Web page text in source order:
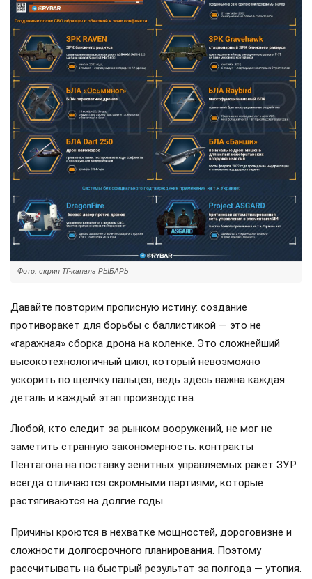
Фото: скрин ТГ-канала РЫБАРЬ
Давайте повторим прописную истину: создание
противоракет для борьбы с баллистикой — это не
«гаражная» сборка дрона на коленке. Это сложнейший
высокотехнологичный цикл, который невозможно
ускорить по щелчку пальцев, ведь здесь важна каждая
деталь и каждый этап производства.
Любой, кто следит за рынком вооружений, не мог не
заметить странную закономерность: контракты
Пентагона на поставку зенитных управляемых ракет ЗУР
всегда отличаются скромными партиями, которые
растягиваются на долгие годы.
Причины кроются в нехватке мощностей, дороговизне и
сложности долгосрочного планирования. Поэтому
рассчитывать на быстрый результат за полгода — утопия.